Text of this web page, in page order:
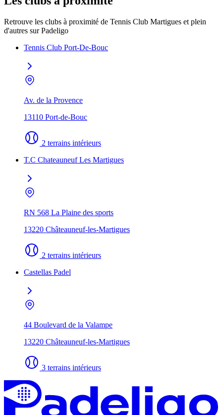
Retrouve les clubs à proximité de Tennis Club Martigues et plein
d'autres sur Padeligo
Tennis Club Port-De-Bouc
Av. de la Provence
13110 Port-de-Bouc
2 terrains intérieurs
T.C Chateauneuf Les Martigues
RN 568 La Plaine des sports
13220 Châteauneuf-les-Martigues
2 terrains intérieurs
Castellas Padel
44 Boulevard de la Valampe
13220 Châteauneuf-les-Martigues
3 terrains intérieurs